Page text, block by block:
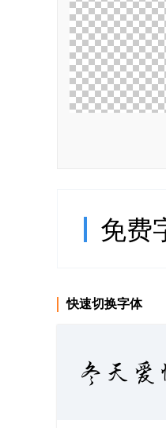
快速切换字体
冬天